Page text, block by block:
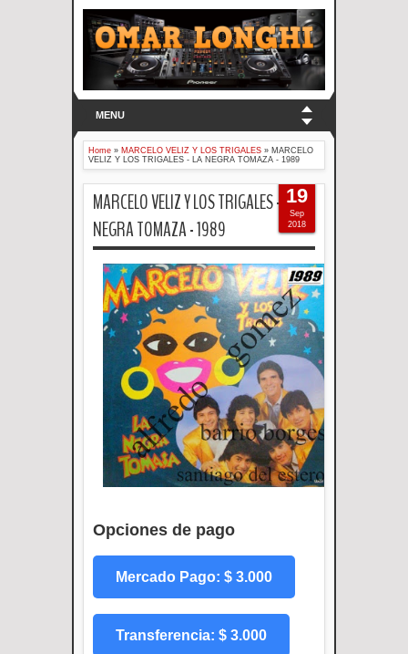
MENU
Home » MARCELO VELIZ Y LOS TRIGALES » MARCELO
VELIZ Y LOS TRIGALES - LA NEGRA TOMAZA - 1989
MARCELO VELIZ Y LOS TRIGALES - LA
NEGRA TOMAZA - 1989
Opciones de pago
Mercado Pago: $ 3.000
Transferencia: $ 3.000
19
Sep
2018